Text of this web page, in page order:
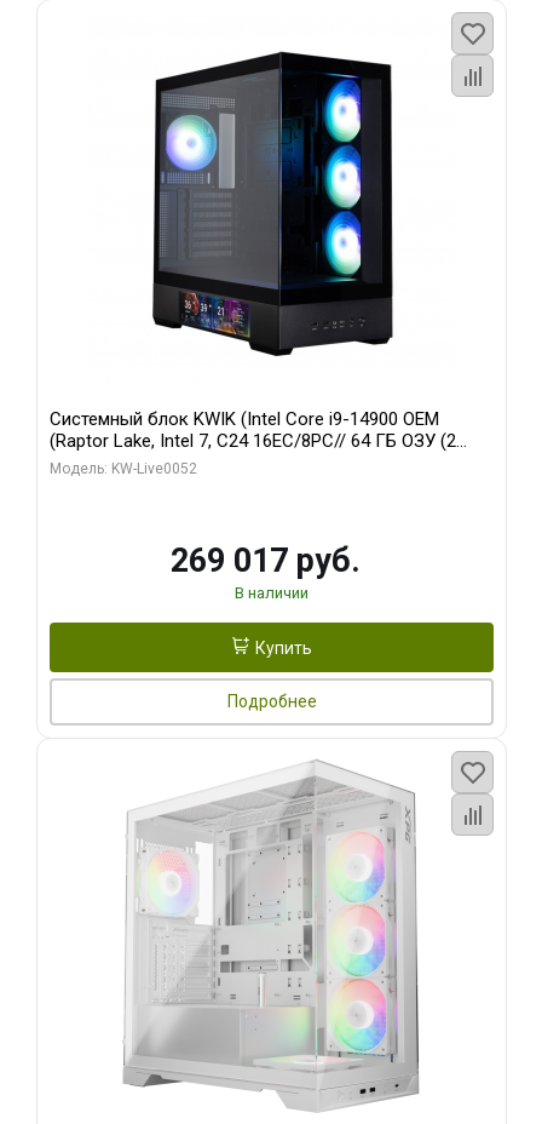
Системный блок KWIK (Intel Core i9-14900 OEM
(Raptor Lake, Intel 7, C24 16EC/8PC// 64 ГБ ОЗУ (2
модуля)/ Palit RTX5080 GAMINGPRO OC 16GB GDDR7
Модель: KW-Live0052
269 017 руб.
В наличии
Купить
Подробнее